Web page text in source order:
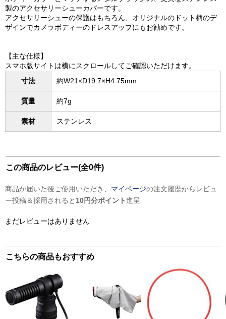
製のアクセサリーシューカバーです。
アクセサリーシューの保護はもちろん、オリジナルのドット柄のデ
ザインでカメラボディーのドレスアップにもお勧めです。
【主な仕様】
スマホ版サイトは横にスクロールしてご確認いただけます。
寸法
約W21×D19.7×H4.75mm
質量 約7g
素材 ステンレス
この商品のレビュー(全0件)
商品が届いた後ご使用いただき、 マイページの注文履歴からレビュ
ー投稿＆採用されると 10円分ポイント進呈
まだレビューはありません
こちらの商品もおすすめ